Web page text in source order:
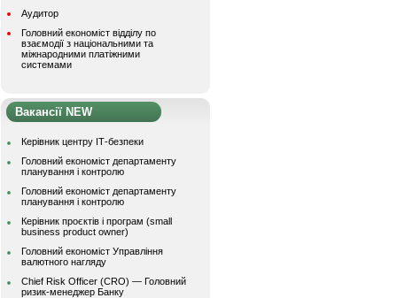
Аудитор
Головний економіст відділу по
взаємодії з національними та
міжнародними платіжними
системами
Вакансії NEW
Керівник центру ІТ-безпеки
Головний економіст департаменту
планування і контролю
Головний економіст департаменту
планування і контролю
Керівник проєктів і програм (small
business product owner)
Головний економіст Управління
валютного нагляду
Chief Risk Officer (CRO) — Головний
ризик-менеджер Банку